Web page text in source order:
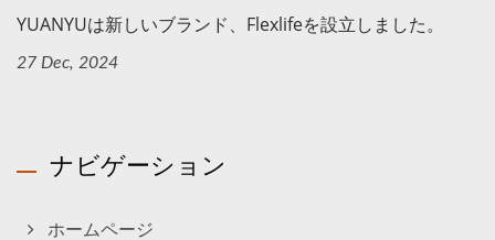
YUANYUは新しいブランド、Flexlifeを設立しました。
27 Dec, 2024
ナビゲーション
ホームページ